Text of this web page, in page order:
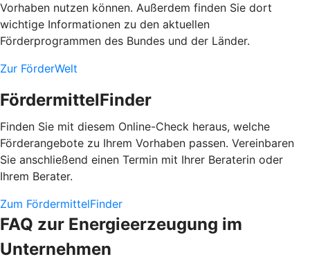
Vorhaben nutzen können. Außerdem finden Sie dort
wichtige Informationen zu den aktuellen
Förderprogrammen des Bundes und der Länder.
Zur FörderWelt
FördermittelFinder
Finden Sie mit diesem Online-Check heraus, welche
Förderangebote zu Ihrem Vorhaben passen. Vereinbaren
Sie anschließend einen Termin mit Ihrer Beraterin oder
Ihrem Berater.
Zum FördermittelFinder
FAQ zur Energieerzeugung im
Unternehmen